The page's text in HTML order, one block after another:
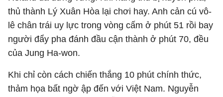
thủ thành Lý Xuân Hòa lại chơi hay. Anh cản cú vô-
lê chân trái uy lực trong vòng cấm ở phút 51 rồi bay
người đẩy pha đánh đầu cận thành ở phút 70, đều
của Jung Ha-won.
Khi chỉ còn cách chiến thắng 10 phút chính thức,
thảm họa bất ngờ ập đến với Việt Nam. Nguyễn